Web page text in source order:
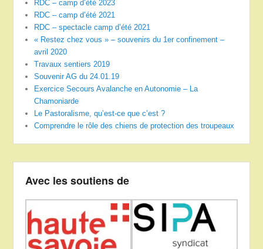
RDC – camp d’été 2023
RDC – camp d’été 2021
RDC – spectacle camp d’été 2021
« Restez chez vous » – souvenirs du 1er confinement –
avril 2020
Travaux sentiers 2019
Souvenir AG du 24.01.19
Exercice Secours Avalanche en Autonomie – La
Chamoniarde
Le Pastoralisme, qu’est-ce que c’est ?
Comprendre le rôle des chiens de protection des troupeaux
Avec les soutiens de